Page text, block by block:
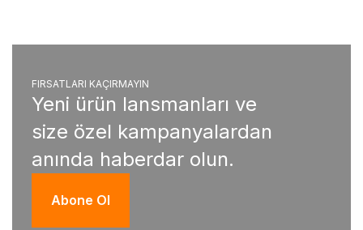
FIRSATLARI KAÇIRMAYIN
Yeni ürün lansmanları ve
size özel kampanyalardan
anında haberdar olun.
Abone Ol